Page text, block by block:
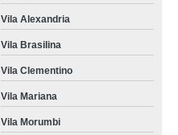
Vila Alexandria
Vila Brasilina
Vila Clementino
Vila Mariana
Vila Morumbi